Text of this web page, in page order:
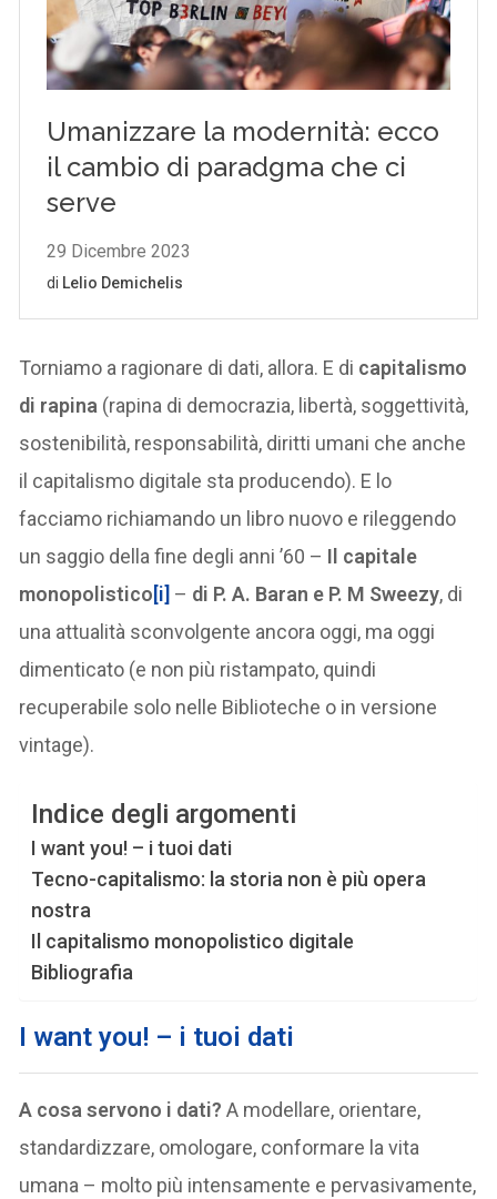
Torniamo a ragionare di dati, allora. E di capitalismo
di rapina (rapina di democrazia, libertà, soggettività,
sostenibilità, responsabilità, diritti umani che anche
il capitalismo digitale sta producendo). E lo
facciamo richiamando un libro nuovo e rileggendo
un saggio della fine degli anni ’60 – Il capitale
monopolistico[i] – di P. A. Baran e P. M Sweezy, di
una attualità sconvolgente ancora oggi, ma oggi
dimenticato (e non più ristampato, quindi
recuperabile solo nelle Biblioteche o in versione
vintage).
Indice degli argomenti
I want you! – i tuoi dati
Tecno-capitalismo: la storia non è più opera
nostra
Il capitalismo monopolistico digitale
Bibliografia
I want you! – i tuoi dati
A cosa servono i dati? A modellare, orientare,
standardizzare, omologare, conformare la vita
umana – molto più intensamente e pervasivamente,